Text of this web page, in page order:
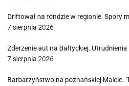
Driftował na rondzie w regionie. Spory
7 sierpnia 2026
Zderzenie aut na Bałtyckiej. Utrudnienia
7 sierpnia 2026
Barbarzyństwo na poznańskiej Malcie.